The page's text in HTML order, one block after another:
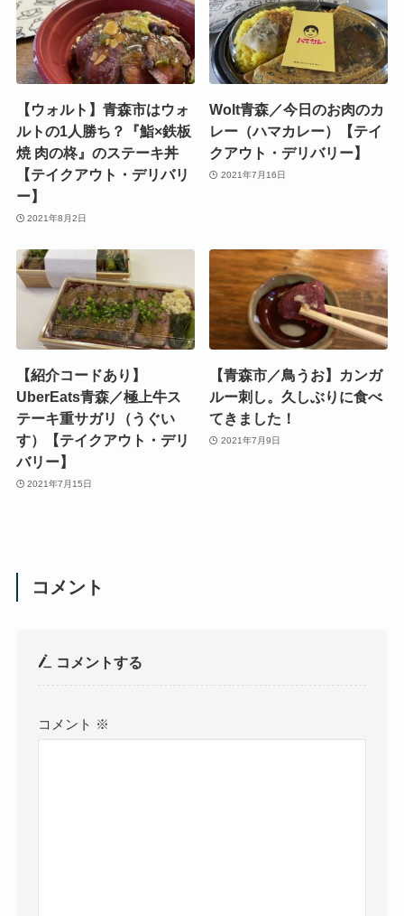
【ウォルト】青森市はウォ
ルトの1人勝ち？『鮨×鉄板
焼 肉の柊』のステーキ丼
【テイクアウト・デリバリ
ー】
2021年8月2日
Wolt青森／今日のお肉のカ
レー（ハマカレー）【テイ
クアウト・デリバリー】
2021年7月16日
【紹介コードあり】
UberEats青森／極上牛ス
テーキ重サガリ（うぐい
す）【テイクアウト・デリ
バリー】
2021年7月15日
【青森市／鳥うお】カンガ
ルー刺し。久しぶりに食べ
てきました！
2021年7月9日
コメント
コメントする
コメント ※